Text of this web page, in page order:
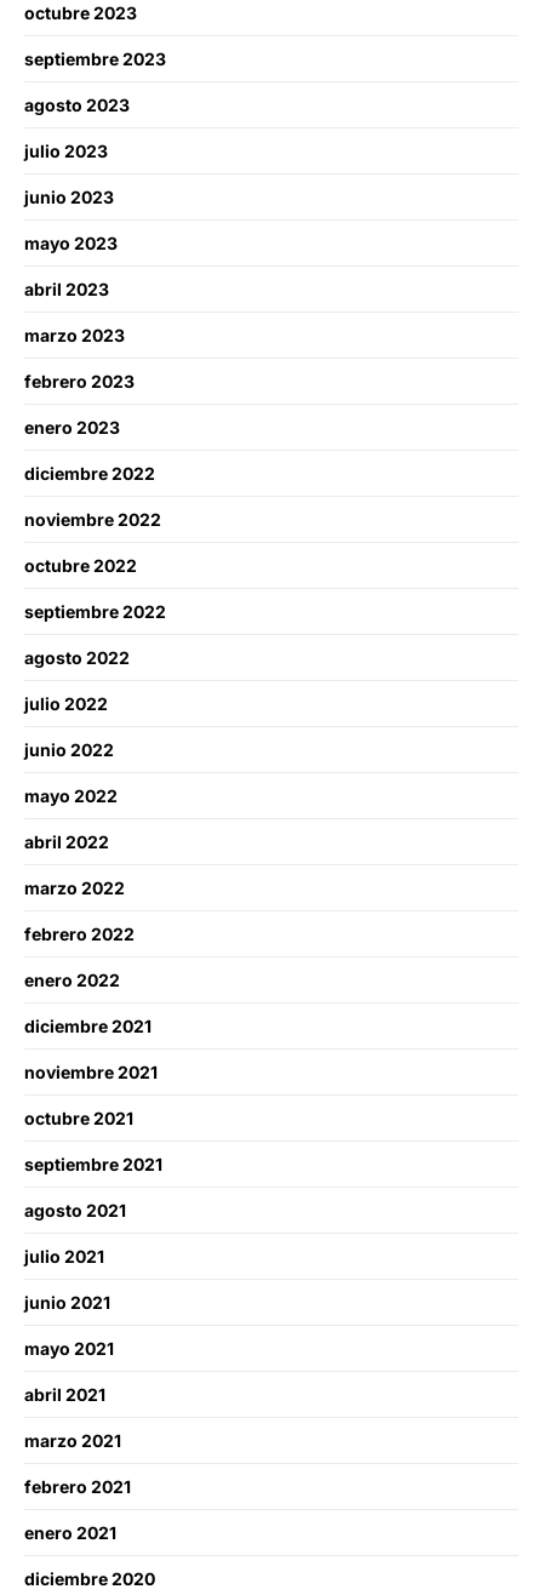
octubre 2023
septiembre 2023
agosto 2023
julio 2023
junio 2023
mayo 2023
abril 2023
marzo 2023
febrero 2023
enero 2023
diciembre 2022
noviembre 2022
octubre 2022
septiembre 2022
agosto 2022
julio 2022
junio 2022
mayo 2022
abril 2022
marzo 2022
febrero 2022
enero 2022
diciembre 2021
noviembre 2021
octubre 2021
septiembre 2021
agosto 2021
julio 2021
junio 2021
mayo 2021
abril 2021
marzo 2021
febrero 2021
enero 2021
diciembre 2020